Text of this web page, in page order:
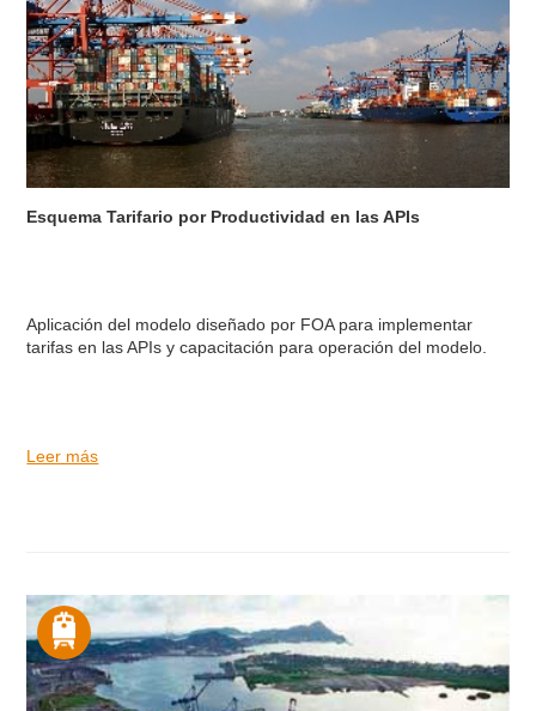
Esquema Tarifario por Productividad en las APIs
Aplicación del modelo diseñado por FOA para implementar
tarifas en las APIs y capacitación para operación del modelo.
Leer más